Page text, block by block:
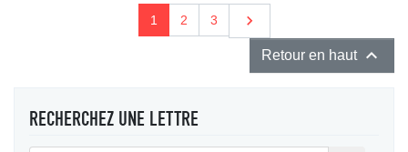
1 2 3 Suivant

Retour en haut 
RECHERCHEZ UNE LETTRE